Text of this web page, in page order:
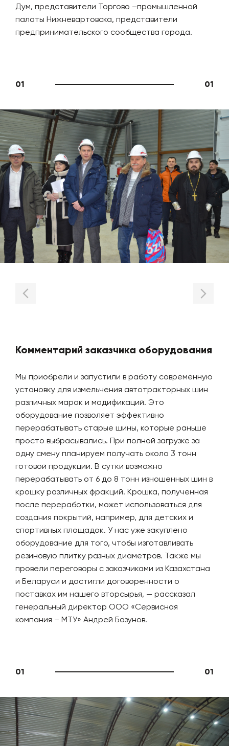
Дум, представители Торгово –промышленной
палаты Нижневартовска, представители
предпринимательского сообщества города.
01 01
Комментарий заказчика оборудования
Мы приобрели и запустили в работу современную
установку для измельчения автотракторных шин
различных марок и модификаций. Это
оборудование позволяет эффективно
перерабатывать старые шины, которые раньше
просто выбрасывались. При полной загрузке за
одну смену планируем получать около 3 тонн
готовой продукции. В сутки возможно
перерабатывать от 6 до 8 тонн изношенных шин в
крошку различных фракций. Крошка, полученная
после переработки, может использоваться для
создания покрытий, например, для детских и
спортивных площадок. У нас уже закуплено
оборудование для того, чтобы изготавливать
резиновую плитку разных диаметров. Также мы
провели переговоры с заказчиками из Казахстана
и Беларуси и достигли договоренности о
поставках им нашего вторсырья, — рассказал
генеральный директор ООО «Сервисная
компания – МТУ» Андрей Базунов.
01 01